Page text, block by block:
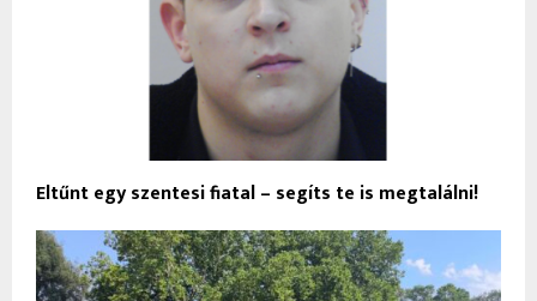
Eltűnt egy szentesi fiatal – segíts te is megtalálni!